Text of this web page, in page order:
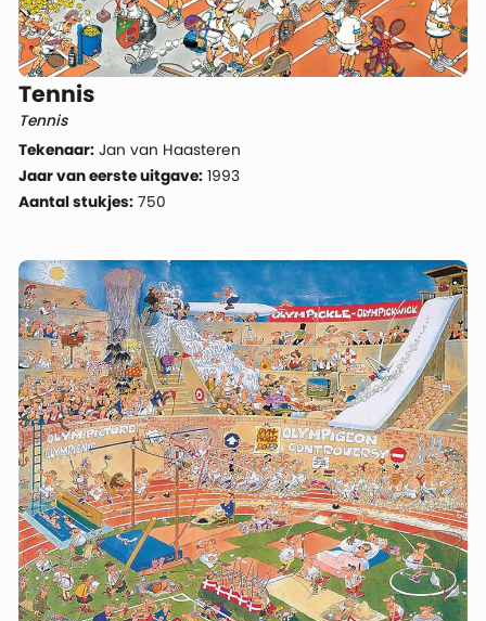
Tennis
Tennis
Tekenaar: Jan van Haasteren
Jaar van eerste uitgave: 1993
Aantal stukjes: 750